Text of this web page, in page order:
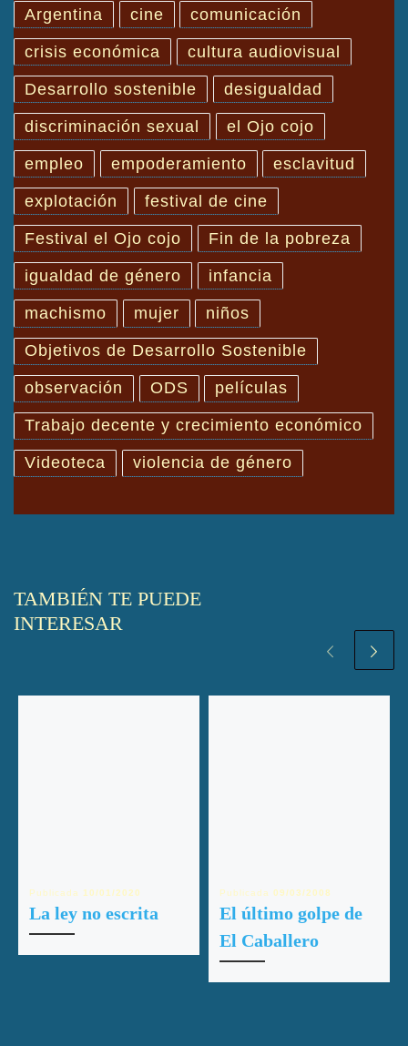
Argentina cine comunicación
crisis económica cultura audiovisual
Desarrollo sostenible desigualdad
discriminación sexual el Ojo cojo
empleo empoderamiento esclavitud
explotación festival de cine
Festival el Ojo cojo Fin de la pobreza
igualdad de género infancia
machismo mujer niños
Objetivos de Desarrollo Sostenible
observación ODS películas
Trabajo decente y crecimiento económico
Videoteca violencia de género
TAMBIÉN TE PUEDE
INTERESAR
Publicada 10/01/2020
La ley no escrita
Publicada 09/03/2008
El último golpe de
El Caballero